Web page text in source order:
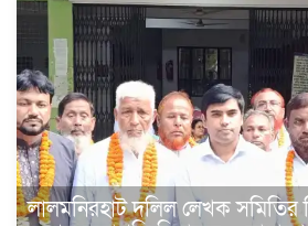
লালমনিরহাট দলিল লেখক সমিতির